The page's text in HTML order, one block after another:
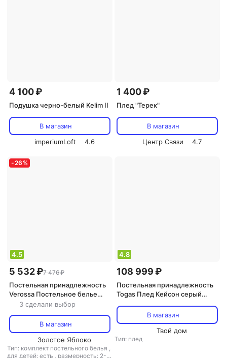
4 100 ₽
Подушка черно-белый Kelim II
В магазин
imperiumLoft
4.6
1 400 ₽
Плед "Терек"
В магазин
Центр Связи
4.7
-26 %
4.5
5 532 ₽7 476 ₽
Постельная принадлежность
Verossa Постельное белье
Bronze 4630104473996
3 сделали выбор
В магазин
Золотое Яблоко
Тип: комплект постельного белья ,
для детей: есть , размерность: 2-
4.8
108 999 ₽
Постельная принадлежность
Togas Плед Кейсон серый
В магазин
Твой дом
Тип: плед